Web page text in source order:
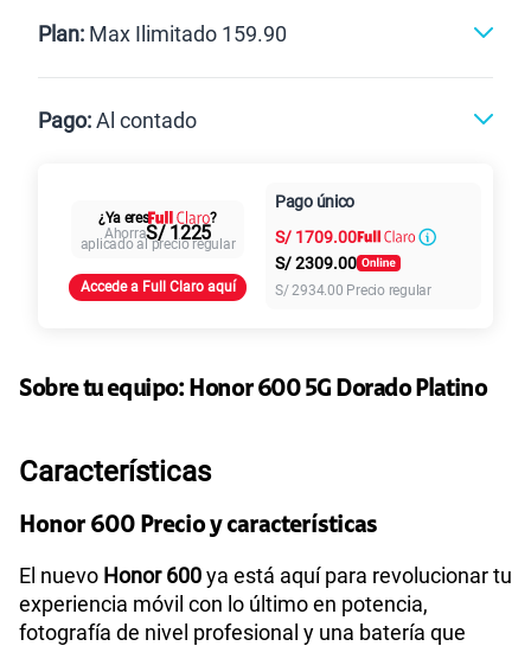
Postpago
Plan: Max Ilimitado 159.90
Paga solo
125GBen alta velocidad
79.90
155 GBen alta velocidad
110GBen alta velocidad
Paga solo
Paga solo
175GBen alta velocidad
S/ 159.90
Pago:Al contado
Al contado Cuotas Claro
intereses
¿Ya eres
?
AhorraS/ 1225
aplicado al precio regular
Accede a Full Claro aquí
Pago único
S/ 1709.00
S/2309.00
S/2934.00 Precio regular
Sobre tu equipo: Honor 600 5G Dorado Platino
Características
Honor 600 Precio y características
El nuevo Honor 600ya está aquí para revolucionar tu
experiencia móvil con lo último en potencia,
fotografía de nivel profesional y una batería que